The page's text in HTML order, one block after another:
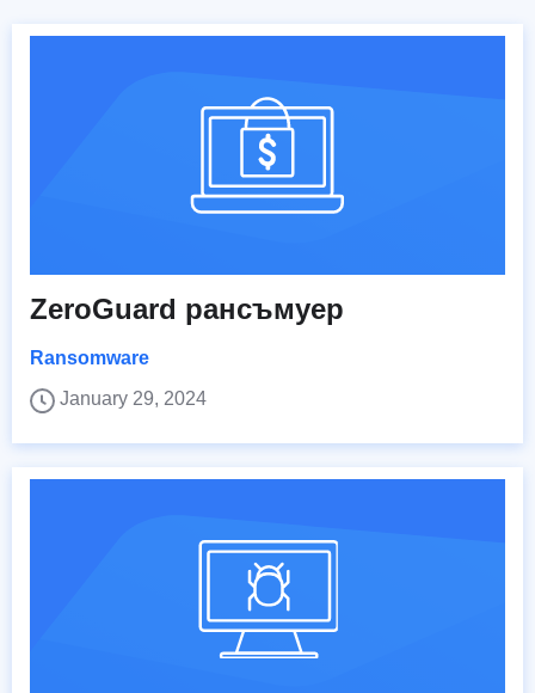
ZeroGuard рансъмуер
Ransomware
January 29, 2024